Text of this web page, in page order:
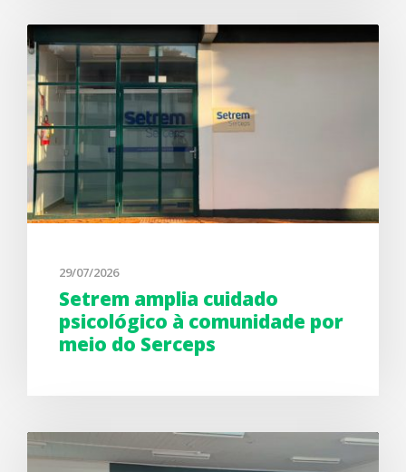
29/07/2026
Setrem amplia cuidado
psicológico à comunidade por
meio do Serceps